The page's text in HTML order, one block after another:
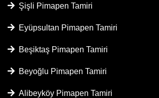
Şişli Pimapen Tamiri
Eyüpsultan Pimapen Tamiri
Beşiktaş Pimapen Tamiri
Beyoğlu Pimapen Tamiri
Alibeyköy Pimapen Tamiri